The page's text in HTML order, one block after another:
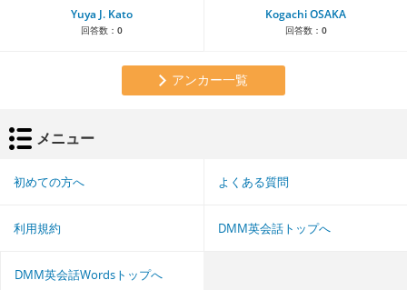
Yuya J. Kato
回答数： 0
Kogachi OSAKA
回答数： 0
アンカー一覧
メニュー
初めての方へ よくある質問
利用規約 DMM英会話トップへ
DMM英会話Wordsトップへ